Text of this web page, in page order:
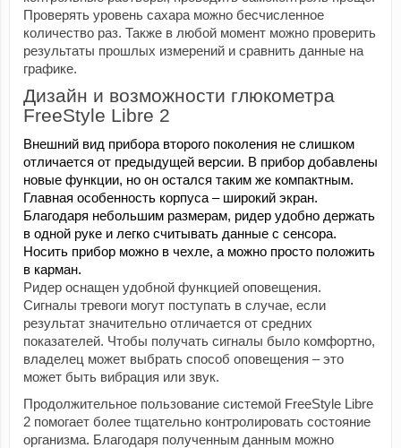
Проверять уровень сахара можно бесчисленное
количество раз. Также в любой момент можно проверить
результаты прошлых измерений и сравнить данные на
графике.
Дизайн и возможности глюкометра
FreeStyle Libre 2
Внешний вид прибора второго поколения не слишком
отличается от предыдущей версии. В прибор добавлены
новые функции, но он остался таким же компактным.
Главная особенность корпуса – широкий экран.
Благодаря небольшим размерам, ридер удобно держать
в одной руке и легко считывать данные с сенсора.
Носить прибор можно в чехле, а можно просто положить
в карман.
Ридер оснащен удобной функцией оповещения.
Сигналы тревоги могут поступать в случае, если
результат значительно отличается от средних
показателей. Чтобы получать сигналы было комфортно,
владелец может выбрать способ оповещения – это
может быть вибрация или звук.
Продолжительное пользование системой FreeStyle Libre
2 помогает более тщательно контролировать состояние
организма. Благодаря полученным данным можно